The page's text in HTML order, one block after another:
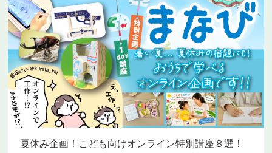
夏休み企画！こども向けオンライン特別講座８選！